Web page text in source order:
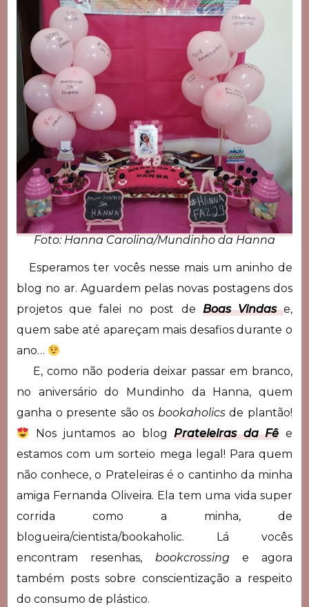
Foto: Hanna Carolina/Mundinho da Hanna
Esperamos ter vocês nesse mais um aninho de
blog no ar. Aguardem pelas novas postagens dos
projetos que falei no post de Boas Vindase,
quem sabe até apareçam mais desafios durante o
ano…
E, como não poderia deixar passar em branco,
no aniversário do Mundinho da Hanna, quem
ganha o presente são os bookaholicsde plantão!
Nos juntamos ao blogPrateleiras da Fê e
estamos com um sorteio mega legal! Para quem
não conhece, o Prateleiras é o cantinho da minha
amiga Fernanda Oliveira. Ela tem uma vida super
corrida como a minha, de
blogueira/cientista/bookaholic. Lá vocês
encontram resenhas, bookcrossinge agora
também posts sobre conscientização a respeito
do consumo de plástico.